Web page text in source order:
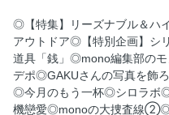
【特集】「いつかはJBL
ンドのオレンジ革命
GAKUさんの写真を飾ろう
【特集】「いつかはJBL
ンドのオレンジ革命
◎【特集】リーズナブル＆ハ
アウトドア◎【特別企画】シ
道具「銭」◎mono編集部の
デポ◎GAKUさんの写真を
◎今月のもう一杯◎シロラボ
機戀愛◎monoの大捜査線②◎